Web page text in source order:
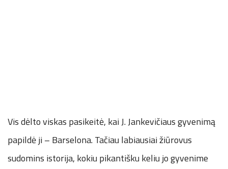
Vis dėlto viskas pasikeitė, kai J. Jankevičiaus gyvenimą
papildė ji – Barselona. Tačiau labiausiai žiūrovus
sudomins istorija, kokiu pikantišku keliu jo gyvenime